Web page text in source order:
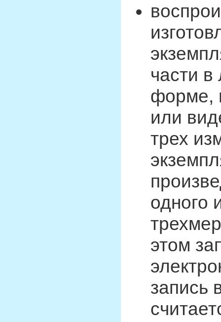
части
форме,
или
трех
одного
этом
запись